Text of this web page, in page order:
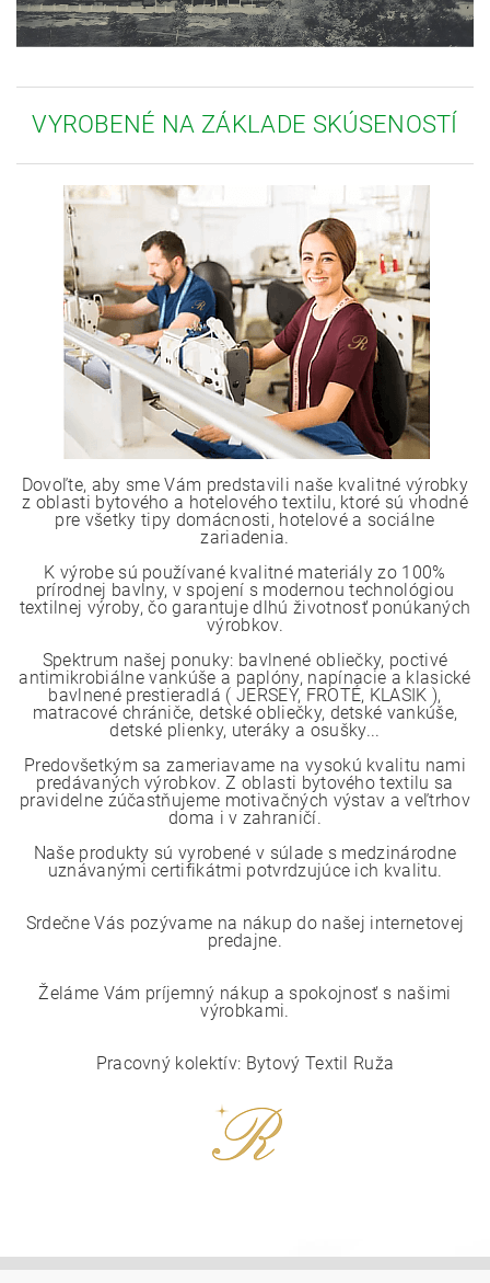
VYROBENÉ NA ZÁKLADE SKÚSENOSTÍ
Dovoľte, aby sme Vám predstavili naše kvalitné výrobky
z oblasti bytového a hotelového textilu, ktoré sú vhodné
pre všetky tipy domácnosti, hotelové a sociálne
zariadenia.
K výrobe sú používané kvalitné materiály zo 100%
prírodnej bavlny, v spojení s modernou technológiou
textilnej výroby, čo garantuje dlhú životnosť ponúkaných
výrobkov.
Spektrum našej ponuky: bavlnené obliečky, poctivé
antimikrobiálne vankúše a paplóny, napínacie a klasické
bavlnené prestieradlá ( JERSEY, FROTÉ, KLASIK ),
matracové chrániče, detské obliečky, detské vankúše,
detské plienky, uteráky a osušky...
Predovšetkým sa zameriavame na vysokú kvalitu nami
predávaných výrobkov. Z oblasti bytového textilu sa
pravidelne zúčastňujeme motivačných výstav a veľtrhov
doma i v zahraničí.
Naše produkty sú vyrobené v súlade s medzinárodne
uznávanými certifikátmi potvrdzujúce ich kvalitu.
Srdečne Vás pozývame na nákup do našej internetovej
predajne.
Želáme Vám príjemný nákup a spokojnosť s našimi
výrobkami.
Pracovný kolektív: Bytový Textil Ruža